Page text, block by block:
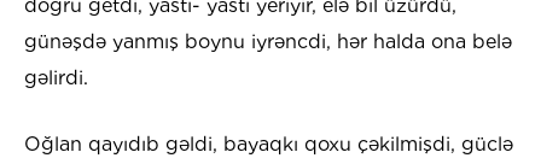
doğru getdi, yastı- yastı yeriyir, elə bil üzürdü,
günəşdə yanmış boynu iyrəncdi, hər halda ona belə
gəlirdi.
Oğlan qayıdıb gəldi, bayaqkı qoxu çəkilmişdi, güclə